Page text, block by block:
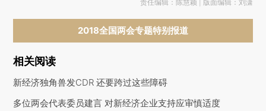
责任编辑：陈慧颖 | 版面编辑：刘潇
2018全国两会专题特别报道
相关阅读
新经济独角兽发CDR 还要跨过这些障碍
多位两会代表委员建言 对新经济企业支持应审慎适度